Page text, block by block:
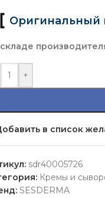
Оригинальный
+
в список
sdr40005726
Кремы и
SESDERMA